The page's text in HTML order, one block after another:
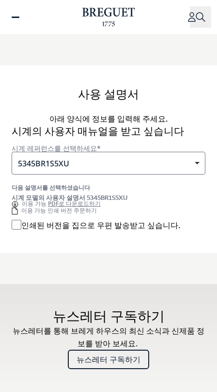
사용 설명서
아래 양식에 정보를 입력해 주세요.
시계의 사용자 매뉴얼을 받고 싶습니다
시계 레퍼런스를 선택하세요*
5345BR1S5XU
다음 설명서를 선택하셨습니다
시계 모델의 사용자 설명서 5345BR1S5XU
이용 가능 PDF로 다운로드하기
이용 가능 인쇄 버전 주문하기
인쇄된 버전을 집으로 우편 발송받고 싶습니다.
뉴스레터 구독하기
뉴스레터를 통해 브레게 하우스의 최신 소식과 신제품 정
보를 받아 보세요.
뉴스레터 구독하기